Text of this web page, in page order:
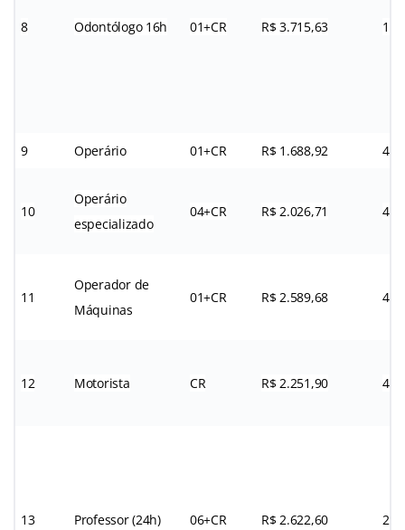
8 Odontólogo 16h 01+CR R$ 3.715,63 16h
9 Operário 01+CR R$ 1.688,92 44h
10
Operário
especializado
04+CR R$ 2.026,71 44h
11
Operador de
Máquinas
01+CR R$ 2.589,68 44h
12 Motorista CR R$ 2.251,90 44h
13 Professor (24h) 06+CR R$ 2.622,60 24h